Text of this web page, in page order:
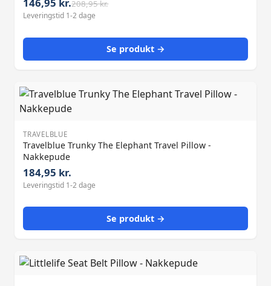
146,95 kr.208,95 kr.
Leveringstid 1-2 dage
Se produkt →
TRAVELBLUE
Travelblue Trunky The Elephant Travel Pillow -
Nakkepude
184,95 kr.
Leveringstid 1-2 dage
Se produkt →